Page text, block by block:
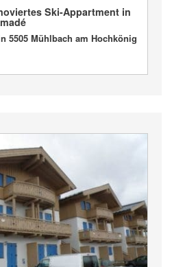
Ski-Appartment in
5505 Mühlbach am Hochkönig